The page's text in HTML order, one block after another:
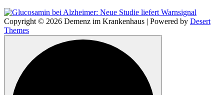
Copyright © 2026 Demenz im Krankenhaus | Powered by Desert
Themes